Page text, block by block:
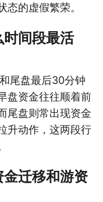
态的虚假繁荣。
间段最活
尾盘最后30分钟
盘资金往往顺着前
尾盘则常出现资金
升动作，这两段行
迁移和游资